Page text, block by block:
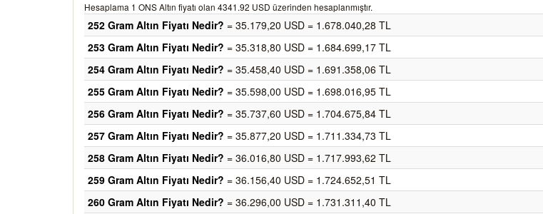
Hesaplama 1 ONS Altın fiyatı olan 4341.92 USD üzerinden hesaplanmıştır.
252 Gram Altın Fiyatı Nedir? = 35.179,20 USD = 1.678.040,28 TL
253 Gram Altın Fiyatı Nedir? = 35.318,80 USD = 1.684.699,17 TL
254 Gram Altın Fiyatı Nedir? = 35.458,40 USD = 1.691.358,06 TL
255 Gram Altın Fiyatı Nedir? = 35.598,00 USD = 1.698.016,95 TL
256 Gram Altın Fiyatı Nedir? = 35.737,60 USD = 1.704.675,84 TL
257 Gram Altın Fiyatı Nedir? = 35.877,20 USD = 1.711.334,73 TL
258 Gram Altın Fiyatı Nedir? = 36.016,80 USD = 1.717.993,62 TL
259 Gram Altın Fiyatı Nedir? = 36.156,40 USD = 1.724.652,51 TL
260 Gram Altın Fiyatı Nedir? = 36.296,00 USD = 1.731.311,40 TL